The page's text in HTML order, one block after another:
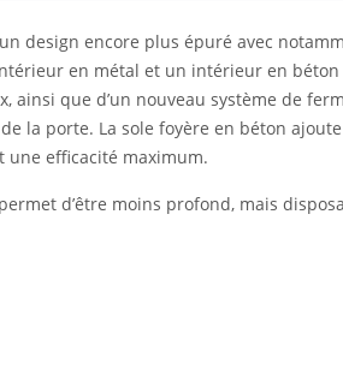
design encore plus épuré avec
en métal et un intérieur en béton
que d’un nouveau système de
la porte. La sole foyère en béton
une efficacité maximum.
d’être moins profond, mais